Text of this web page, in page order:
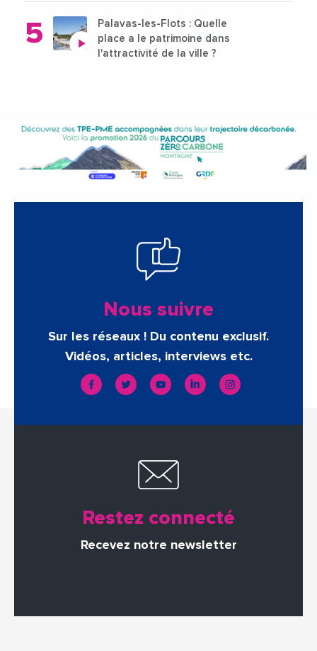
Palavas-les-Flots : Quelle
place a le patrimoine dans
l'attractivité de la ville ?
Nous suivre
Sur les réseaux ! Du contenu exclusif.
Vidéos, articles, interviews etc.
Restez connecté
Recevez notre newsletter